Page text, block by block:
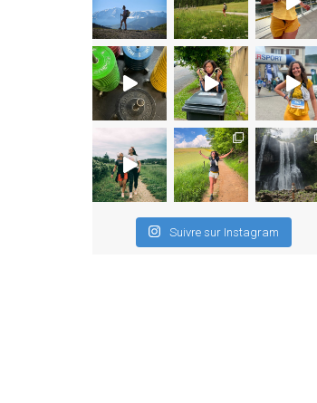
Suivre sur Instagram